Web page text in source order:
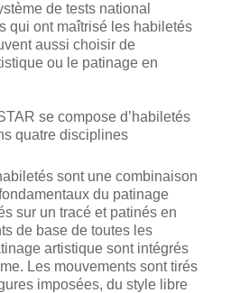
de tests national
qui ont maîtrisé les habiletés
aussi choisir de
ou le patinage en
se compose d’habiletés
quatre disciplines
sont une combinaison
du patinage
sur un tracé et patinés en
de base de toutes les
artistique sont intégrés
Les mouvements sont tirés
imposées, du style libre